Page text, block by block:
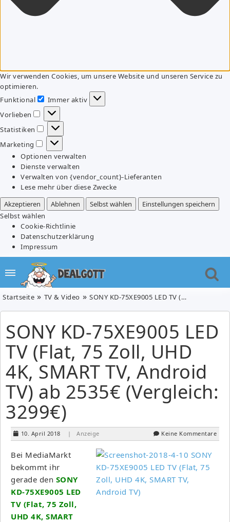
Wir verwenden Cookies, um unsere Website und unseren Service zu
optimieren.
Funktional
Funktional
Immer aktiv
Vorlieben
Vorlieben
Statistiken
Statistiken
Marketing
Marketing
Optionen verwalten
Dienste verwalten
Verwalten von {vendor_count}-Lieferanten
Lese mehr über diese Zwecke
Akzeptieren
Ablehnen Selbst wählen
Einstellungen speichern
Selbst wählen
Cookie-Richtlinie
Datenschutzerklärung
Impressum
Startseite TV & Video SONY KD-75XE9005 LED TV (Flat, 75 Zoll, UHD 4K, SMART TV, Android TV) ab 2535€ (Vergleich: 3299€)
SONY KD-75XE9005 LED
TV (Flat, 75 Zoll, UHD
4K, SMART TV, Android
TV) ab 2535€ (Vergleich:
3299€)
10. April 2018 | Anzeige Keine Kommentare
Bei MediaMarkt
bekommt ihr
gerade den SONY
KD-75XE9005 LED
TV (Flat, 75 Zoll,
UHD 4K, SMART